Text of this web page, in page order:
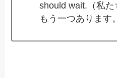
should wait.（私
もう一つあります